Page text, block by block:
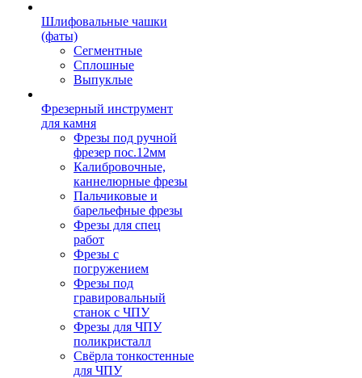
Шлифовальные чашки
(фаты)
Сегментные
Сплошные
Выпуклые
Фрезерный инструмент
для камня
Фрезы под ручной
фрезер пос.12мм
Калибровочные,
каннелюрные фрезы
Пальчиковые и
барельефные фрезы
Фрезы для спец
работ
Фрезы с
погружением
Фрезы под
гравировальный
станок с ЧПУ
Фрезы для ЧПУ
поликристалл
Свёрла тонкостенные
для ЧПУ